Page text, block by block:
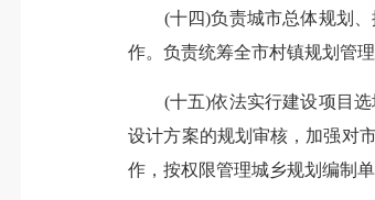
(十四)负责城市总体规划、
作。负责统筹全市村镇规划管
(十五)依法实行建设项目选
设计方案的规划审核，加强对
作，按权限管理城乡规划编制